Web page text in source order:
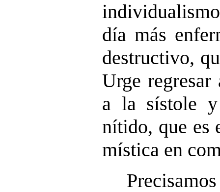
día más
destructivo,
Urge regresar
a la sístole
nítido, que es
mística en